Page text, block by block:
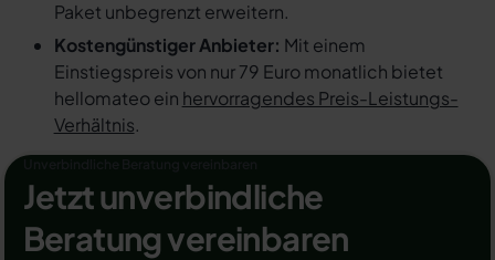
Paket unbegrenzt erweitern.
Kostengünstiger Anbieter: Mit einem
Einstiegspreis von nur 79 Euro monatlich bietet
hellomateo ein hervorragendes Preis-Leistungs-
Verhältnis.
Jetzt unverbindliche
Beratung vereinbaren